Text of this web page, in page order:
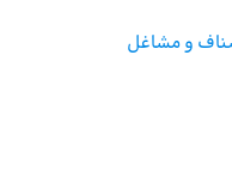
و مشاغل